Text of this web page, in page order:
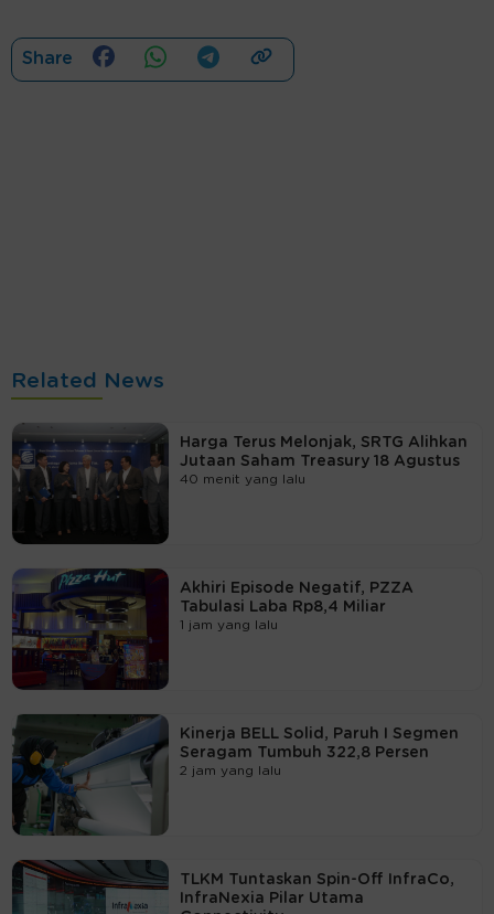
Share
Related News
Harga Terus Melonjak, SRTG Alihkan
Jutaan Saham Treasury 18 Agustus
40 menit yang lalu
Akhiri Episode Negatif, PZZA
Tabulasi Laba Rp8,4 Miliar
1 jam yang lalu
Kinerja BELL Solid, Paruh I Segmen
Seragam Tumbuh 322,8 Persen
2 jam yang lalu
TLKM Tuntaskan Spin-Off InfraCo,
InfraNexia Pilar Utama